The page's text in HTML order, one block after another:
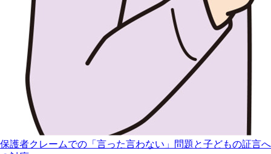
保護者クレームでの「言った言わない」問題と子どもの証言へ